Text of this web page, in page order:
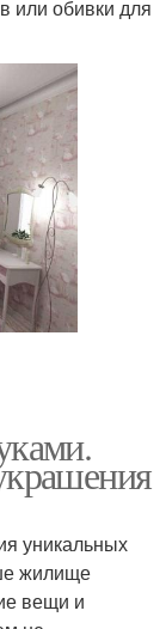
или обивки для
уникальных
жилище
вещи и